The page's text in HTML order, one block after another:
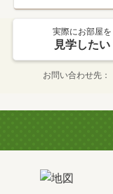
実際にお部屋を
見学したい
お問い合わせ先